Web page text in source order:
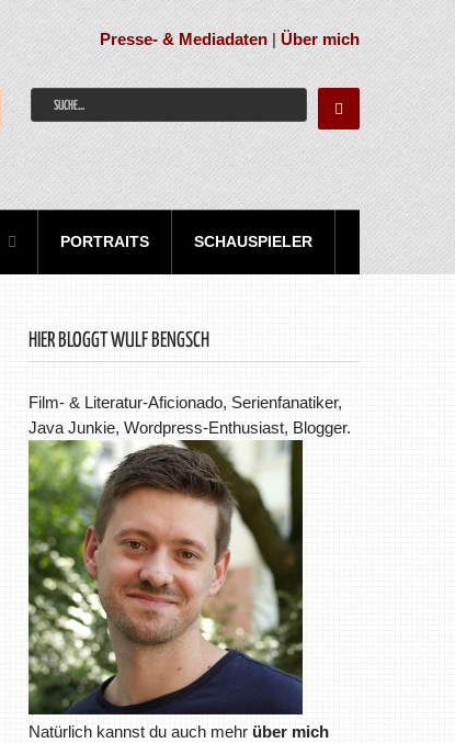
Presse- & Mediadaten |Über mich
PORTRAITS SCHAUSPIELER
HIER BLOGGT WULF BENGSCH
Film- & Literatur-Aficionado, Serienfanatiker,
Java Junkie, Wordpress-Enthusiast, Blogger.
Natürlich kannst du auch mehr über mich